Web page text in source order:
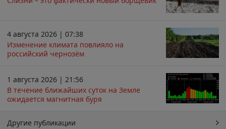
4 августа 2026 | 07:38
Изменение климата повлияло на
российский чернозём
1 августа 2026 | 21:56
В течение ближайших суток на Земле
ожидается магнитная буря
Другие публикации